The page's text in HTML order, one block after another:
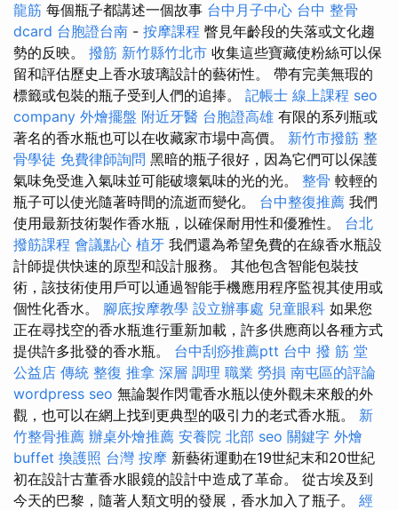
龍筋 每個瓶子都講述一個故事 台中月子中心 台中 整骨
dcard 台胞證台南 - 按摩課程 瞥見年齡段的失落或文化趨
勢的反映。 撥筋 新竹縣竹北市 收集這些寶藏使粉絲可以保
留和評估歷史上香水玻璃設計的藝術性。 帶有完美無瑕的
標籤或包裝的瓶子受到人們的追捧。 記帳士 線上課程 seo
company 外燴擺盤 附近牙醫 台胞證高雄 有限的系列瓶或
著名的香水瓶也可以在收藏家市場中高價。 新竹市撥筋 整
骨學徒 免費律師詢問 黑暗的瓶子很好，因為它們可以保護
氣味免受進入氣味並可能破壞氣味的光的光。 整骨 較輕的
瓶子可以使光隨著時間的流逝而變化。 台中整復推薦 我們
使用最新技術製作香水瓶，以確保耐用性和優雅性。 台北
撥筋課程 會議點心 植牙 我們還為希望免費的在線香水瓶設
計師提供快速的原型和設計服務。 其他包含智能包裝技
術，該技術使用戶可以通過智能手機應用程序監視其使用或
個性化香水。 腳底按摩教學 設立辦事處 兒童眼科 如果您
正在尋找空的香水瓶進行重新加載，許多供應商以各種方式
提供許多批發的香水瓶。 台中刮痧推薦ptt 台中 撥 筋 堂
公益店 傳統 整復 推拿 深層 調理 職業 勞損 南屯區的評論
wordpress seo 無論製作閃電香水瓶以使外觀未來般的外
觀，也可以在網上找到更典型的吸引力的老式香水瓶。 新
竹整骨推薦 辦桌外燴推薦 安養院 北部 seo 關鍵字 外燴
buffet 換護照 台灣 按摩 新藝術運動在19世紀末和20世紀
初在設計古董香水眼鏡的設計中造成了革命。 從古埃及到
今天的巴黎，隨著人類文明的發展，香水加入了瓶子。 經